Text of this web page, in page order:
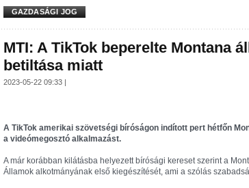
GAZDASÁGI JOG
MTI: A TikTok beperelte Montana
betiltása miatt
2023-05-22 09:33 |
A TikTok amerikai szövetségi bíróságon indított pert hétfőn
a videómegosztó alkalmazást.
A már korábban kilátásba helyezett bírósági kereset szerint a
Államok alkotmányának első kiegészítését, ami a szólás